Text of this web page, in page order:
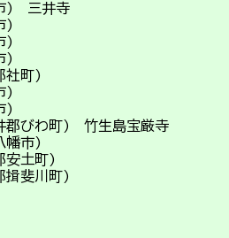
三井寺
)
)
)
社町)
)
)
町) 竹生島宝厳寺
市)
土町)
川町)